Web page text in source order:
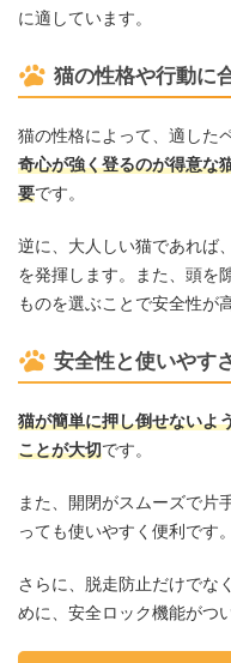
に適しています。
猫の性格や行動に
猫の性格によって、適した
奇心が強く登るのが得意な
要です。
逆に、大人しい猫であれば
を発揮します。また、頭を
ものを選ぶことで安全性が
安全性と使いやす
猫が簡単に押し倒せないよ
ことが大切です。
また、開閉がスムーズで片
っても使いやすく便利です。
さらに、脱走防止だけでな
めに、安全ロック機能がつ